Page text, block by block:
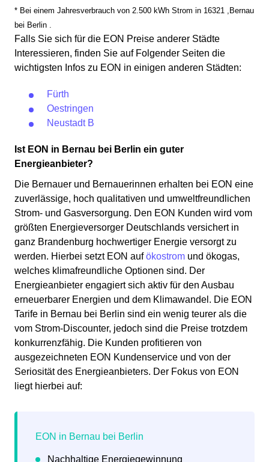
* Bei einem Jahresverbrauch von 2.500 kWh Strom in 16321 ,Bernau
bei Berlin .
Falls Sie sich für die EON Preise anderer Städte
Interessieren, finden Sie auf Folgender Seiten die
wichtigsten Infos zu EON in einigen anderen Städten:
Fürth
Oestringen
Neustadt B
Ist EON in Bernau bei Berlin ein guter
Energieanbieter?
Die Bernauer und Bernauerinnen erhalten bei EON eine
zuverlässige, hoch qualitativen und umweltfreundlichen
Strom- und Gasversorgung. Den EON Kunden wird vom
größten Energieversorger Deutschlands versichert in
ganz Brandenburg hochwertiger Energie versorgt zu
werden. Hierbei setzt EON aufökostrom und ökogas,
welches klimafreundliche Optionen sind. Der
Energieanbieter engagiert sich aktiv für den Ausbau
erneuerbarer Energien und dem Klimawandel. Die EON
Tarife in Bernau bei Berlin sind ein wenig teurer als die
vom Strom-Discounter, jedoch sind die Preise trotzdem
konkurrenzfähig. Die Kunden profitieren von
ausgezeichneten EON Kundenservice und von der
Seriosität des Energieanbieters. Der Fokus von EON
liegt hierbei auf: